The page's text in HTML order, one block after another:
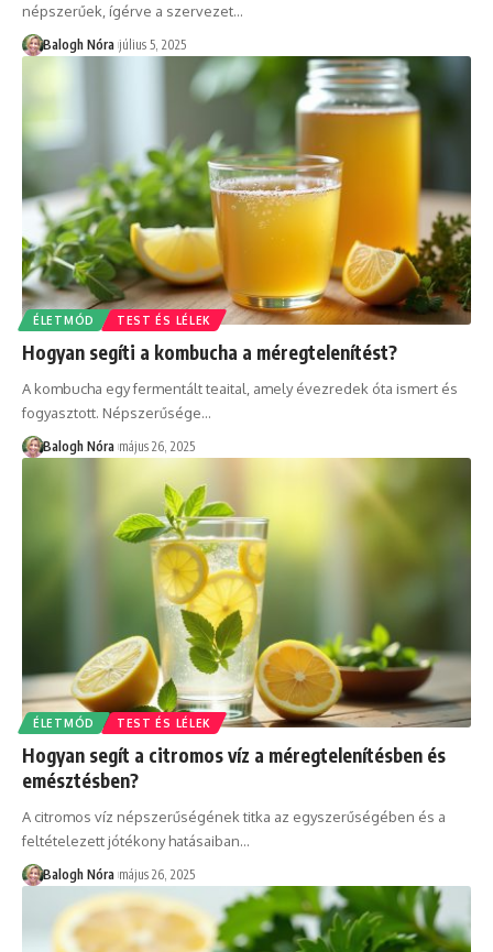
népszerűek, ígérve a szervezet…
Balogh Nóra július 5, 2025
ÉLETMÓD TEST ÉS LÉLEK
Hogyan segíti a kombucha a méregtelenítést?
A kombucha egy fermentált teaital, amely évezredek óta ismert és
fogyasztott. Népszerűsége…
Balogh Nóra május 26, 2025
ÉLETMÓD TEST ÉS LÉLEK
Hogyan segít a citromos víz a méregtelenítésben és
emésztésben?
A citromos víz népszerűségének titka az egyszerűségében és a
feltételezett jótékony hatásaiban…
Balogh Nóra május 26, 2025